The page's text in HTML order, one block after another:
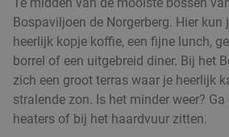
Bospaviljoen de Norgerberg. Hier kun
heerlijk kopje koffie, een fijne lunch,
borrel of een uitgebreid diner. Bij het
zich een groot terras waar je heerlijk
stralende zon. Is het minder weer?
heaters of bij het haardvuur zitten.